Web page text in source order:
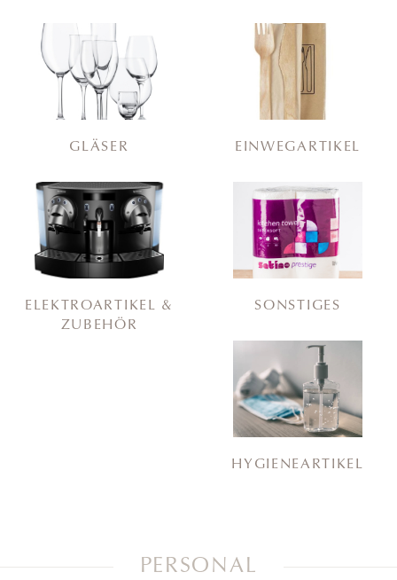
GLÄSER EINWEGARTIKEL
ELEKTROARTIKEL &
ZUBEHÖR
SONSTIGES
HYGIENEARTIKEL
PERSONAL